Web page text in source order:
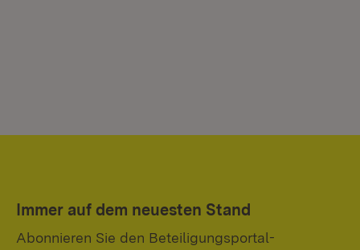
Immer auf dem neuesten Stand
Abonnieren Sie den Beteiligungsportal-